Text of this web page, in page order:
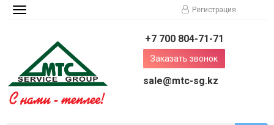
Toggle
Регистрация
+7 700 804-71-71
Заказать звонок
sale@mtc-sg.kz